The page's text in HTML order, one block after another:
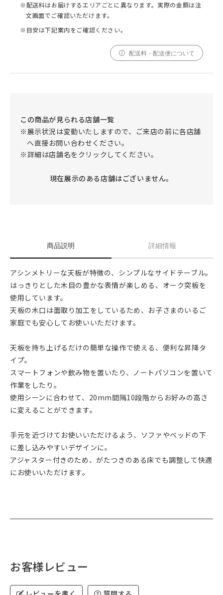
商品説明 詳細情報
アシンメトリーな天板が特徴の、シンプルなサイドテーブル。
はっきりとした木目の豊かな表情が楽しめる、オーク突板を
使用しています。
天板の木口は面取り加工をしているため、お子さまのいるご
家庭でも安心してお使いいただけます。
天板を持ち上げるだけの簡単な操作で使える、便利な昇降タ
イプ。
スマートフォンや飲み物を置いたり、ノートパソコンを置いて
作業をしたり。
使用シーンに合わせて、20mm間隔10段階からお好みの高さ
に変えることができます。
手元を近づけてお使いいただけるよう、ソファやベッドの下
に差し込みやすいデザインに。
アジャスター付きのため、がたつきのある床でも調整して快適
にお使いいただけます。
お客様レビュー
※配送料はお届けするエリアごとに異なります。実際の金額は注
文画面でご確認いただけます。
※目安は下記案内をご確認ください。
配送料・配送便について
この商品が見られる店舗一覧
※展示状況は変動いたしますので、ご来店の前に各店舗
へ直接お問い合わせください。
※詳細は店舗名をクリックしてください。
現在展示のある店舗はございません。